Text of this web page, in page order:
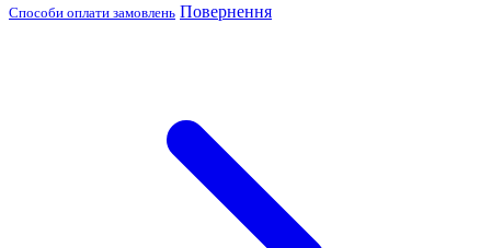
Способи оплати замовлень Повернення